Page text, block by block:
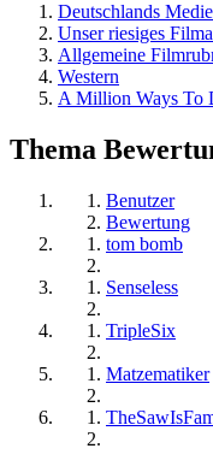
Deutschlands
Unser riesiges
Allgemeine
Western
A Million Ways To
Thema
Benutzer
Bewertung
tom bomb
Senseless
TripleSix
Matzematiker